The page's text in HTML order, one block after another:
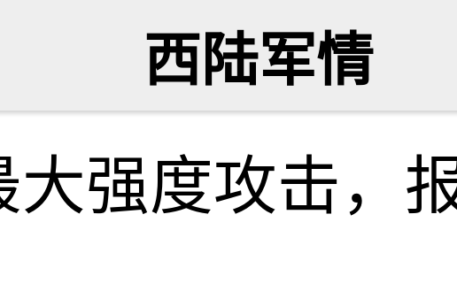
西陆军情
大强度攻击，